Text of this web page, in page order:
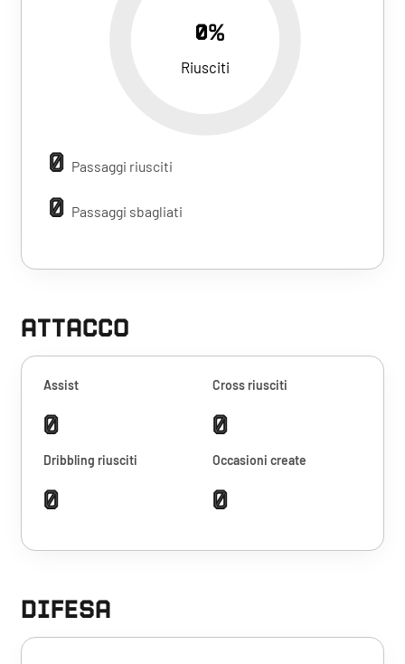
0%
Riusciti
0 Passaggi riusciti
0 Passaggi sbagliati
ATTACCO
Assist
0
Cross riusciti
0
Dribbling riusciti
0
Occasioni create
0
DIFESA